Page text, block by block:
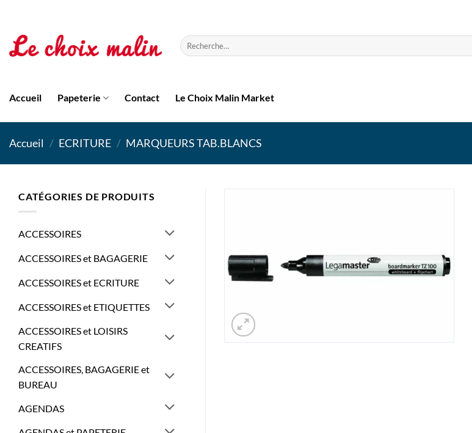
contenu
Recherche
pour :
Accueil Papeterie Contact Le Choix Malin Market
Accueil / ECRITURE / MARQUEURS TAB.BLANCS
CATÉGORIES DE PRODUITS
ACCESSOIRES
ACCESSOIRES et BAGAGERIE
ACCESSOIRES et ECRITURE
ACCESSOIRES et ETIQUETTES
ACCESSOIRES et LOISIRS
CREATIFS
ACCESSOIRES, BAGAGERIE et
BUREAU
AGENDAS